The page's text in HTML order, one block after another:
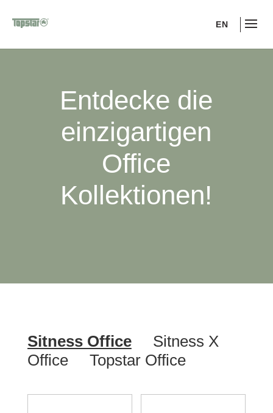
EN
Entdecke die
einzigartigen
Office
Kollektionen!
Sitness Office
Sitness X
Office Topstar Office